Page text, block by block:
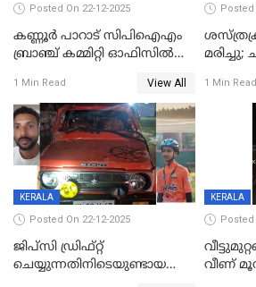
Posted On 22-12-2025
കണ്ണൂർ പാറാട് സിപിഐഎം
ബ്രാഞ്ച് കമ്മിറ്റി ഓഫിസിൽ
ചിത്രങ്ങളടക്കം കത്തിയ
നിലയിൽ
1 Min Read View All
Posted
മരിച്ചു;
സംഭവം
1 Min Read
KERALA
Posted On 22-12-2025
ജിപ്സി ഡ്രിഫ്റ്റ്
ചെയ്യുന്നതിനിടെയുണ്ടായ
KERALA
Posted
വീണ്